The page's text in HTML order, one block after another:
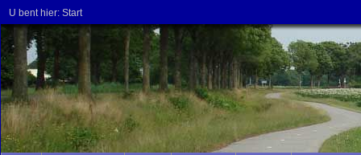
U bent hier: Start